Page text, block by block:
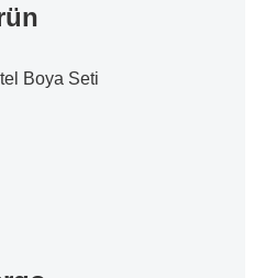
Boya Seti